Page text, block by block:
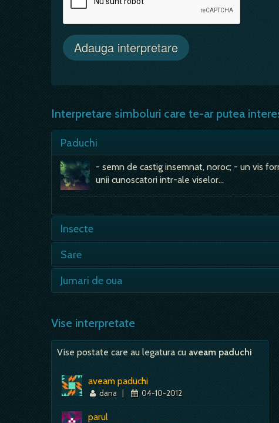
Interpretare simboluri care te-ar putea
Paduchi
- semn de castig insemnat, noroc; - un vis
unii cunoscatori intr-ale viselor…
Insecte
afacerile tale; - in general,…
Sare
- semn rau, ai o perioada de ghinioane; -
in punga ei…
Jumari de oua
Vise interpretate
Vise postate care au legatura cu aveam paduchi
aveam paduchi
dana | 04-10-2012
parul